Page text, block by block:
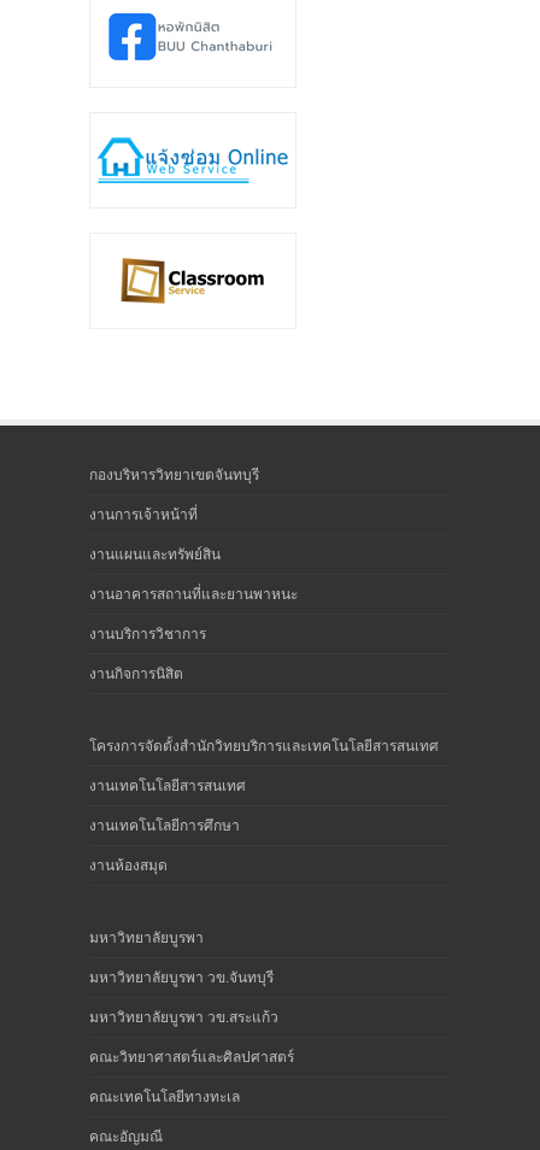
กองบริหารวิทยาเขตจันทบุรี
งานการเจ้าหน้าที่
งานแผนและทรัพย์สิน
งานอาคารสถานที่และยานพาหนะ
งานบริการวิชาการ
งานกิจการนิสิต
โครงการจัดตั้งสำนักวิทยบริการและเทคโนโลยีสารสนเทศ
งานเทคโนโลยีสารสนเทศ
งานเทคโนโลยีการศึกษา
งานห้องสมุด
มหาวิทยาลัยบูรพา
มหาวิทยาลัยบูรพา วข.จันทบุรี
มหาวิทยาลัยบูรพา วข.สระแก้ว
คณะวิทยาศาสตร์และศิลปศาสตร์
คณะเทคโนโลยีทางทะเล
คณะอัญมณี